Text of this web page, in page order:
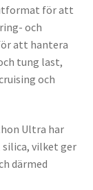
för att
och
att hantera
tung last,
och
Ultra har
vilket ger
därmed